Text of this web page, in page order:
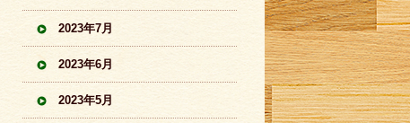
2023年7月
2023年6月
2023年5月